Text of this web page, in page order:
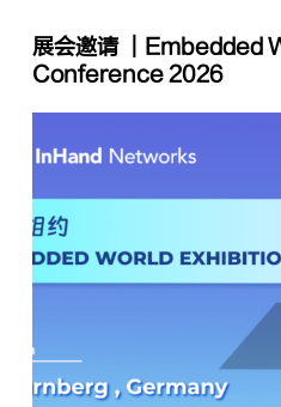
展会邀请 ｜Embedded
Conference 2026